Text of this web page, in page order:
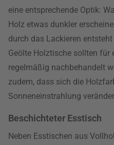
eine entsprechende Optik:
Holz etwas dunkler
durch das Lackieren
Geölte Holztische sollten für
regelmäßig nachbehandelt
zudem, dass sich die
Sonneneinstrahlung
Beschichteter Esstisch
Neben Esstischen aus